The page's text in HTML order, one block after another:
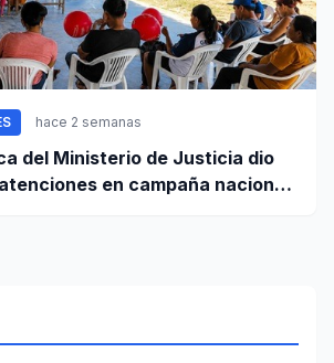
hace 2 semanas
del Ministerio de Justicia dio
en campaña nacional